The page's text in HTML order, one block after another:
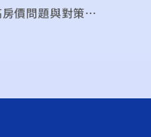
敬邀 參加99年11月30日『臺北產經論壇』之「臺北市的高房價問題與對策」研討會